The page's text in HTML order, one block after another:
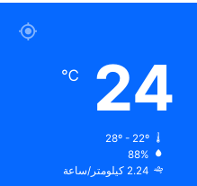
24
℃
28º - 22º
88%
2.24 كيلومتر/ساعة